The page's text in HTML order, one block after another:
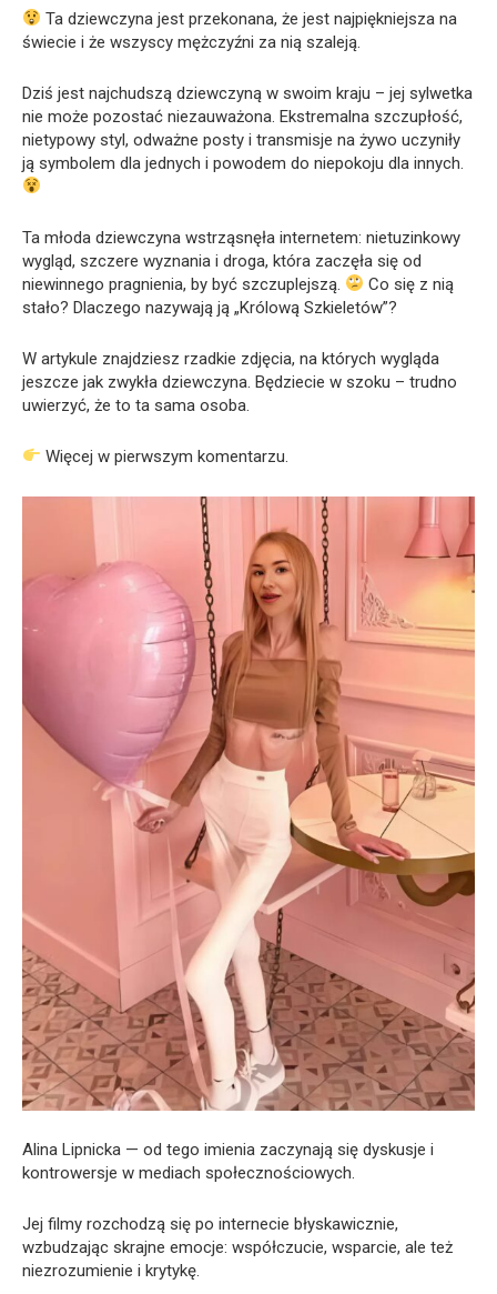
Ta dziewczyna jest przekonana, że jest najpiękniejsza na
świecie i że wszyscy mężczyźni za nią szaleją.
Dziś jest najchudszą dziewczyną w swoim kraju – jej sylwetka
nie może pozostać niezauważona. Ekstremalna szczupłość,
nietypowy styl, odważne posty i transmisje na żywo uczyniły
ją symbolem dla jednych i powodem do niepokoju dla innych.
Ta młoda dziewczyna wstrząsnęła internetem: nietuzinkowy
wygląd, szczere wyznania i droga, która zaczęła się od
niewinnego pragnienia, by być szczuplejszą.
Co się z nią
stało? Dlaczego nazywają ją „Królową Szkieletów”?
W artykule znajdziesz rzadkie zdjęcia, na których wygląda
jeszcze jak zwykła dziewczyna. Będziecie w szoku – trudno
uwierzyć, że to ta sama osoba.
Więcej w pierwszym komentarzu.
Alina Lipnicka — od tego imienia zaczynają się dyskusje i
kontrowersje w mediach społecznościowych.
Jej filmy rozchodzą się po internecie błyskawicznie,
wzbudzając skrajne emocje: współczucie, wsparcie, ale też
niezrozumienie i krytykę.